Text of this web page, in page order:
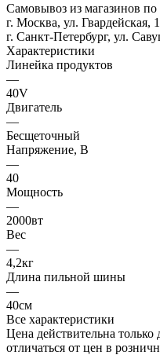
Самовывоз из магазинов по
г. Москва, ул. Гвардейская,
г. Санкт-Петербург, ул.
Характеристики
Линейка продуктов
—
40V
Двигатель
—
Бесщеточный
Напряжение, В
—
40
Мощность
—
2000вт
Вес
—
4,2кг
Длина пильной шины
—
40см
Все характеристики
Цена действительна
отличаться от цен в